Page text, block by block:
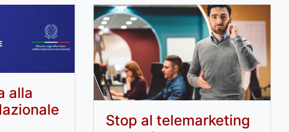
alla
Stop al telemarketing